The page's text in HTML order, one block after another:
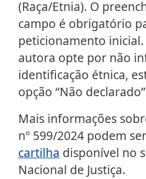
(Raça/Etnia). O
campo é obrigatório
peticionamento inicial.
autora opte por não
identificação étnica,
opção “Não
Mais informações
nº 599/2024 podem
cartilha disponível no
Nacional de Justiça.